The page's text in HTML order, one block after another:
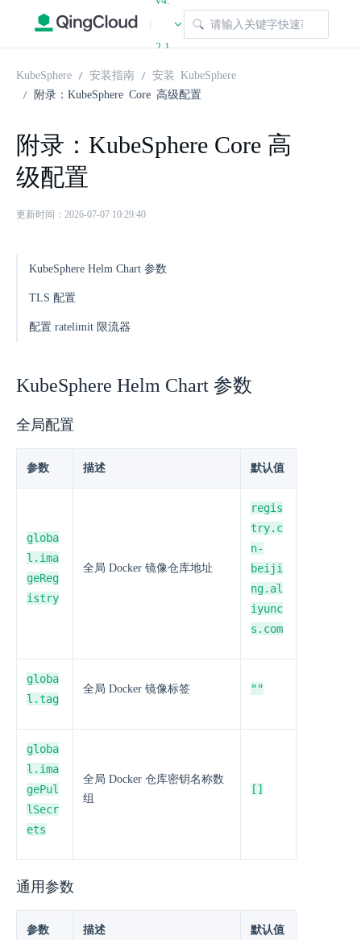
|
2.1
KubeSphere 安装指南
安装 KubeSphere
附录：KubeSphere Core 高级配置
附录：KubeSphere Core 高
级配置
更新时间：2026-07-07 10:29:40
KubeSphere Helm Chart 参数
TLS 配置
配置 ratelimit 限流器
KubeSphere Helm Chart 参数
全局配置
参数 描述 默认值
globa
l.ima
geReg
istry
全局 Docker 镜像仓库地址
regis
try.c
n-
beiji
ng.al
iyunc
s.com
globa
l.tag
全局 Docker 镜像标签 ""
globa
l.ima
gePul
lSecr
ets
全局 Docker 仓库密钥名称数
组
[]
通用参数
参数 描述 默认值